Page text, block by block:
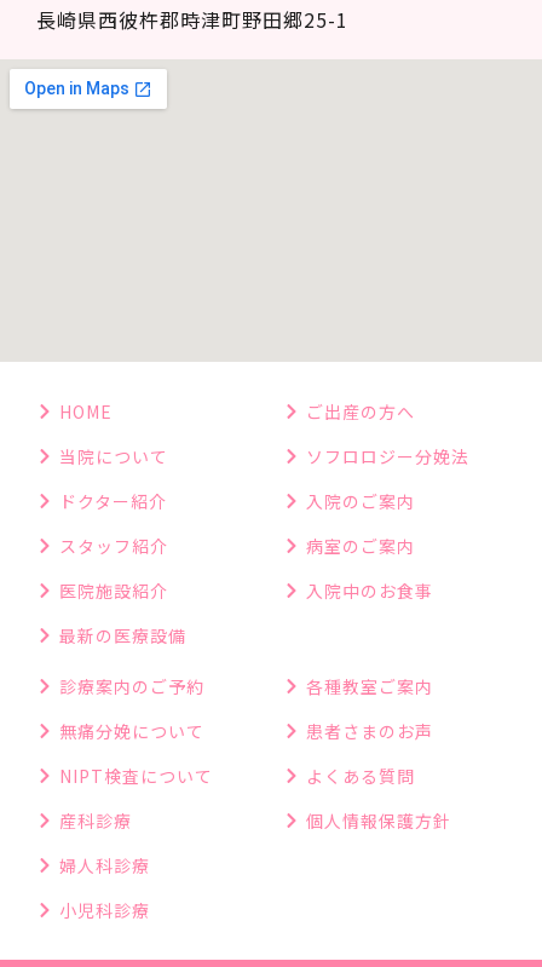
長崎県西彼杵郡時津町野田郷25-1
HOME
当院について
ドクター紹介
スタッフ紹介
医院施設紹介
最新の医療設備
ご出産の方へ
ソフロロジー分娩法
入院のご案内
病室のご案内
入院中のお食事
診療案内のご予約
無痛分娩について
NIPT検査について
産科診療
婦人科診療
小児科診療
各種教室ご案内
患者さまのお声
よくある質問
個人情報保護方針